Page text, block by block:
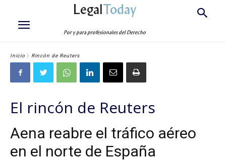
LegalToday
Por y para profesionales del Derecho
Inicio Rincón de Reuters
El rincón de Reuters
Aena reabre el tráfico aéreo
en el norte de España